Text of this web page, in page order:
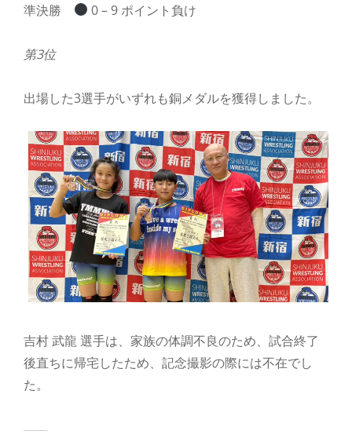
準決勝 0 – 9 ポイント負け
第3位
出場した3選手がいずれも銅メダルを獲得しました。
吉村 武龍 選手は、家族の体調不良のため、試合終了
後直ちに帰宅したため、記念撮影の際には不在でし
た。